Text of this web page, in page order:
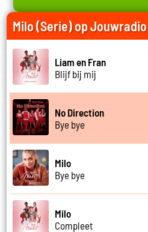
Milo (Serie) op Jouwradio
Liam en Fran
Blijf bij mij
No Direction
Bye bye
Milo
Bye bye
Milo
Compleet